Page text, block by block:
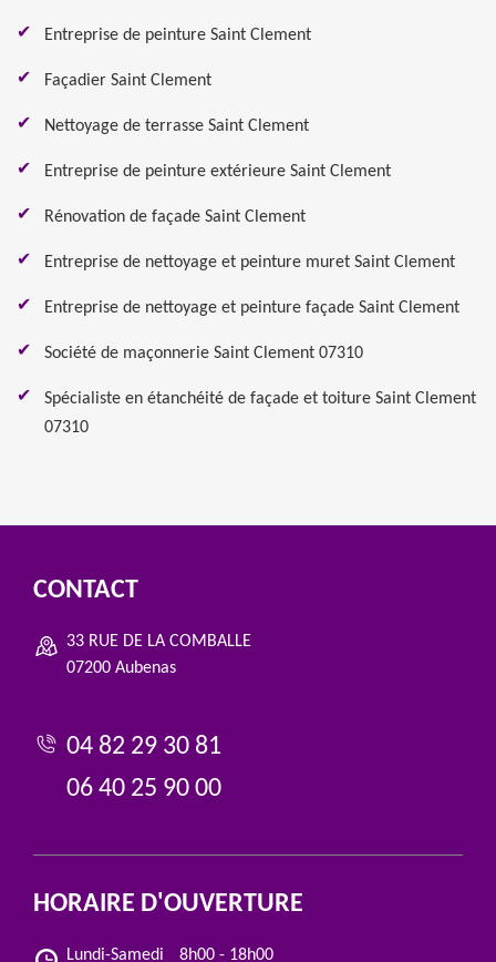
Entreprise de peinture Saint Clement
Façadier Saint Clement
Nettoyage de terrasse Saint Clement
Entreprise de peinture extérieure Saint Clement
Rénovation de façade Saint Clement
Entreprise de nettoyage et peinture muret Saint Clement
Entreprise de nettoyage et peinture façade Saint Clement
Société de maçonnerie Saint Clement 07310
Spécialiste en étanchéité de façade et toiture Saint Clement
07310
CONTACT
33 RUE DE LA COMBALLE
07200 Aubenas
04 82 29 30 81
06 40 25 90 00
HORAIRE D'OUVERTURE
Lundi-Samedi 8h00 - 18h00